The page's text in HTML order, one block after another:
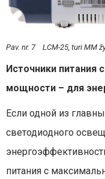
Pav. nr. 7 LCM-25, turi MM
Источники питания
мощности – для
Если одной из
светодиодного
питания с